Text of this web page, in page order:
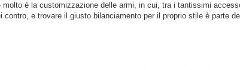
molto è la customizzazione delle armi, in cui, tra i tantissimi
contro, e trovare il giusto bilanciamento per il proprio stile è parte